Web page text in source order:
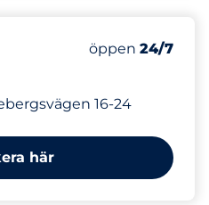
16-24
Antal
Totalt antal
öppen 24/7
här